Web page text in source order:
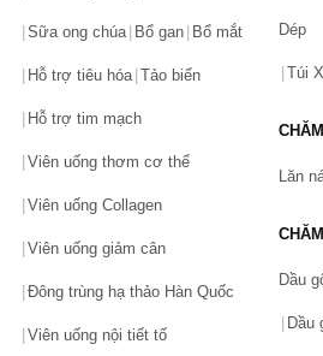
Sữa ong chúa Bổ gan Bổ mắt
Hỗ trợ tiêu hóa Tảo biển
Hỗ trợ tim mạch
Viên uống thơm cơ thể
Viên uống Collagen
Viên uống giảm cân
Đông trùng hạ thảo Hàn Quốc
Viên uống nội tiết tố
Dép
Túi
Lăn
Dầu
Dầu